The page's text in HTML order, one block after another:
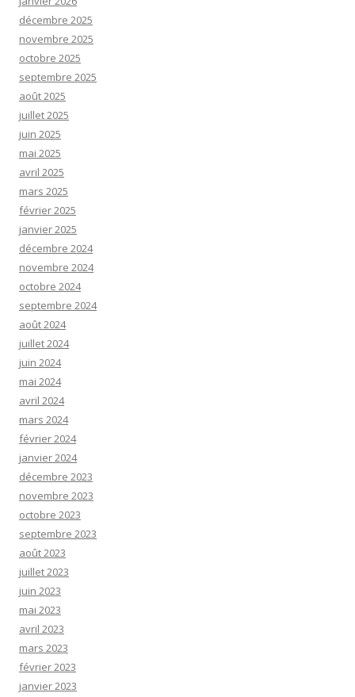
décembre 2025
novembre 2025
octobre 2025
septembre 2025
août 2025
juillet 2025
juin 2025
mai 2025
avril 2025
mars 2025
février 2025
janvier 2025
décembre 2024
novembre 2024
octobre 2024
septembre 2024
août 2024
juillet 2024
juin 2024
mai 2024
avril 2024
mars 2024
février 2024
janvier 2024
décembre 2023
novembre 2023
octobre 2023
septembre 2023
août 2023
juillet 2023
juin 2023
mai 2023
avril 2023
mars 2023
février 2023
janvier 2023